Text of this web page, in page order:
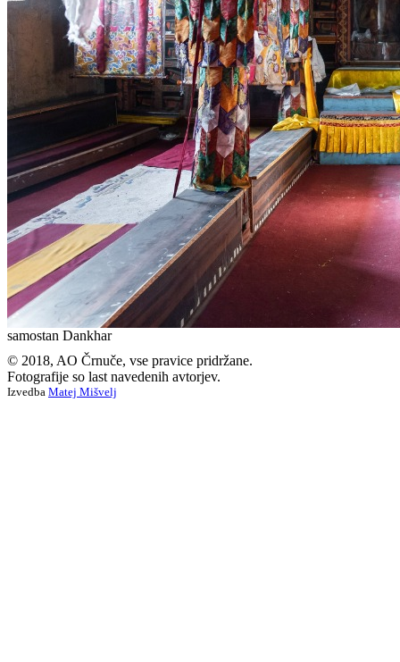
samostan Dankhar
© 2018, AO Črnuče, vse pravice pridržane.
Fotografije so last navedenih avtorjev.
Izvedba Matej Mišvelj